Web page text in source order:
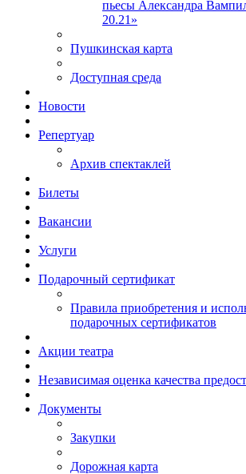
пьесы Александра
20.21»
Пушкинская карта
Доступная среда
Новости
Репертуар
Архив спектаклей
Билеты
Вакансии
Услуги
Подарочный сертификат
Правила приобретения и
подарочных сертификатов
Акции театра
Независимая оценка качества
Документы
Закупки
Дорожная карта